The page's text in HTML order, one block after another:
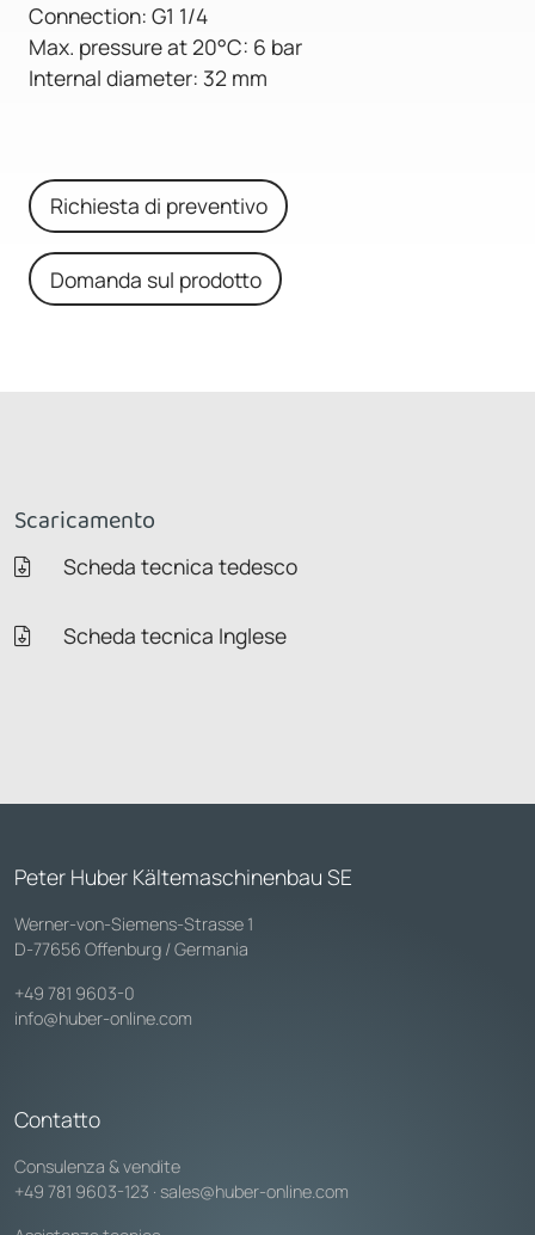
Connection: G1 1/4
Max. pressure at 20°C: 6 bar
Internal diameter: 32 mm
Richiesta di preventivo
Domanda sul prodotto
Scaricamento
Scheda tecnica tedesco
Scheda tecnica Inglese
Peter Huber Kältemaschinenbau SE
Werner-von-Siemens-Strasse 1
D-77656 Offenburg / Germania
+49 781 9603-0
info@huber-online.com
Contatto
Consulenza & vendite
+49 781 9603-123 · sales@huber-online.com